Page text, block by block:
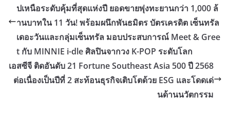
ปเหนือระดับคุ้มที่สุดแห่งปี ยอดขายพุ่งทะยานกว่า 1,000 ล้
านบาทใน 11 วัน! พร้อมผนึกพันธมิตร บัตรเครดิต เซ็นทรัล
เดอะวันและกลุ่มเซ็นทรัล มอบประสบการณ์ Meet & Gree
t กับ MINNIE i-dle ศิลปินจากวง K-POP ระดับโลก
เอสซีจี ติดอันดับ 21 Fortune Southeast Asia 500 ปี 2568
ต่อเนื่องเป็นปีที่ 2 สะท้อนธุรกิจเติบโตด้วย ESG และโดดเด่
นด้านนวัตกรรม